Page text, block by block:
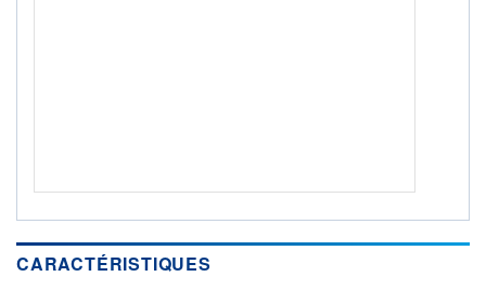
CARACTÉRISTIQUES